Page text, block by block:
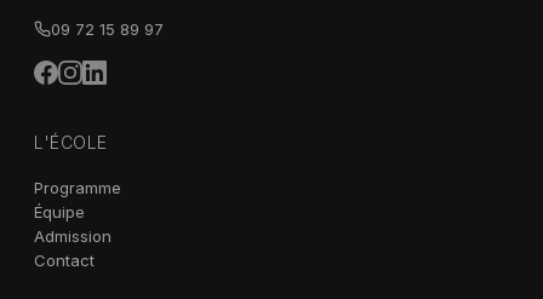
09 72 15 89 97
L'ÉCOLE
Programme
Équipe
Admission
Contact